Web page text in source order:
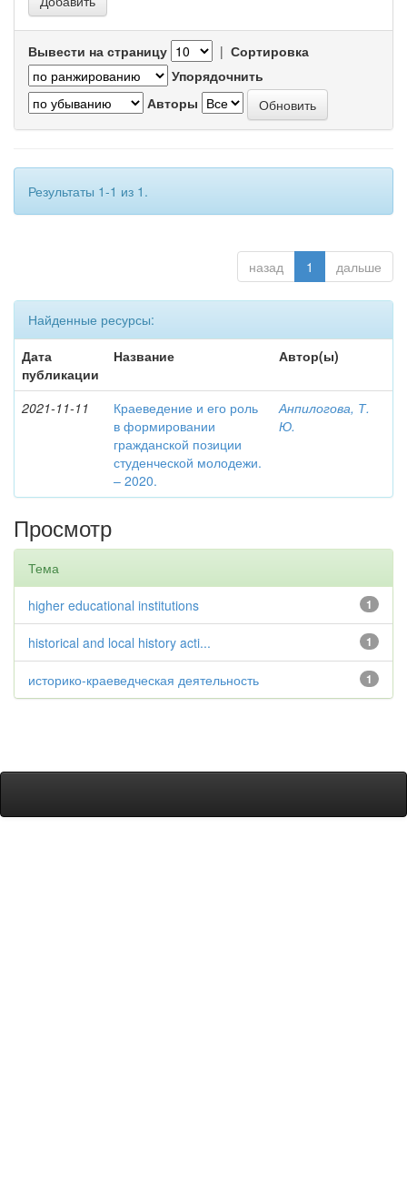
Вывести на страницу | Сортировка
Упорядочнить
Авторы
Результаты 1-1 из 1.
назад 1 дальше
Найденные ресурсы:
Дата
публикации
Название Автор(ы)
2021-11-11
Краеведение и его роль
в формировании
гражданской позиции
студенческой молодежи.
– 2020.
Анпилогова, Т.
Ю.
Просмотр
Тема
1
higher educational institutions
1
historical and local history acti...
1
историко-краеведческая деятельность